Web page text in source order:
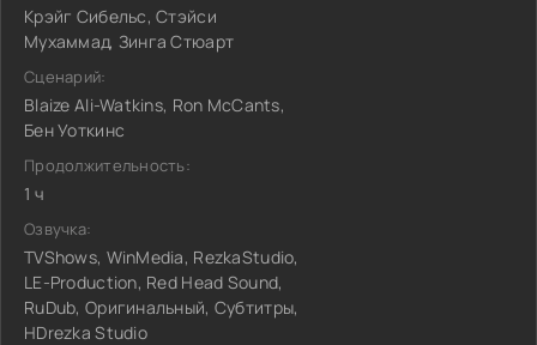
Крэйг Сибельс, Стэйси
Мухаммад, Зинга Стюарт
Сценарий:
Blaize Ali-Watkins, Ron McCants,
Бен Уоткинс
Продолжительность:
1 ч
Озвучка:
TVShows, WinMedia, RezkaStudio,
LE-Production, Red Head Sound,
RuDub, Оригинальный, Субтитры,
HDrezka Studio